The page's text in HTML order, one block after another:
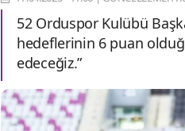
52 Orduspor Kulübü
hedeflerinin 6 puan
edeceğiz.”